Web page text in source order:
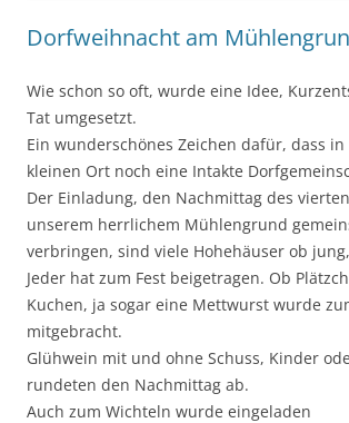
Dorfweihnacht am
Wie schon so oft, wurde eine Idee,
Tat umgesetzt.
Ein wunderschönes Zeichen dafür, dass
kleinen Ort noch eine Intakte
Der Einladung, den Nachmittag des
unserem herrlichem Mühlengrund
verbringen, sind viele Hohehäuser ob
Jeder hat zum Fest beigetragen. Ob
Kuchen, ja sogar eine Mettwurst wurde
mitgebracht.
Glühwein mit und ohne Schuss, Kinder
rundeten den Nachmittag ab.
Auch zum Wichteln wurde eingeladen